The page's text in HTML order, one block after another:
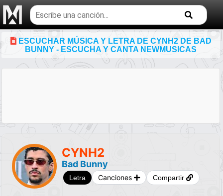
Buscar
temas
musicales
ESCUCHAR MÚSICA Y LETRA DE CYNH2 DE BAD
BUNNY - ESCUCHA Y CANTA NEWMUSICAS
CYNH2
Bad Bunny
Letra Canciones Compartir